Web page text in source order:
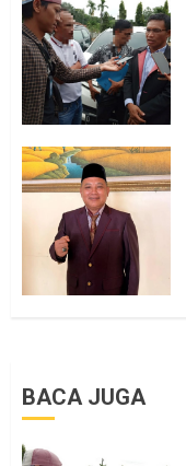
BACA JUGA